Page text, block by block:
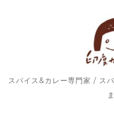
スパイス&カレー専門家 / ス